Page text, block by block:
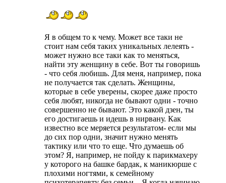
Я в общем то к чему. Может все таки не
стоит нам себя таких уникальных лелеять -
может нужно все таки как то меняться,
найти эту женщину в себе. Вот ты говоришь
- что себя любишь. Для меня, например, пока
не получается так сделать. Женщины,
которые в себе уверены, скорее даже просто
себя любят, никогда не бывают одни - точно
совершенно не бывают. Это какой дзен, ты
его достигаешь и идешь в нирвану. Как
известно все меряется результатом- если мы
до сих пор одни, значит нужно менять
тактику или что то еще. Что думаешь об
этом? Я, например, не пойду к парикмахеру
у которого на башке бардак, к маникюрше с
плохими ногтями, к семейному